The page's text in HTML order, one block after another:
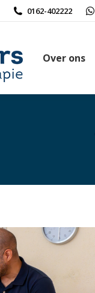
0162-402222
Over ons